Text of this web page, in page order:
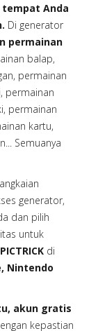
Anda
Di generator
permainan
balap,
permainan
permainan
permainan
kartu,
Semuanya
generator,
dan pilih
untuk
di
Nintendo
akun gratis
kepastian